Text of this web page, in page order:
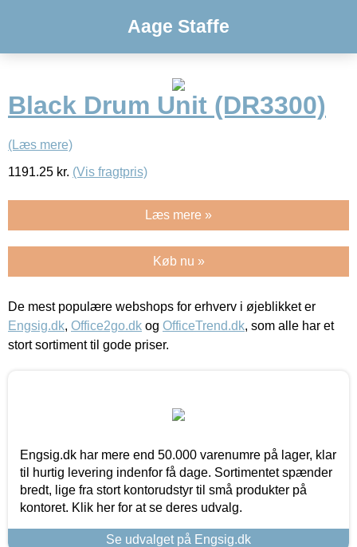
Aage Staffe
Black Drum Unit (DR3300)
(Læs mere)
1191.25 kr. (Vis fragtpris)
Læs mere »
Køb nu »
De mest populære webshops for erhverv i øjeblikket er
Engsig.dk, Office2go.dk og OfficeTrend.dk, som alle har et
stort sortiment til gode priser.
Engsig.dk har mere end 50.000 varenumre på lager, klar
til hurtig levering indenfor få dage. Sortimentet spænder
bredt, lige fra stort kontorudstyr til små produkter på
kontoret. Klik her for at se deres udvalg.
Se udvalget på Engsig.dk